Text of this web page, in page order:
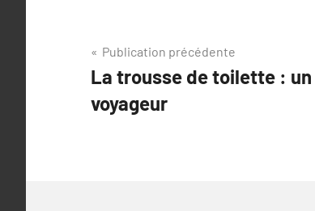
Navigation
de
l’article
Publication précédente
La trousse de toilette :
voyageur